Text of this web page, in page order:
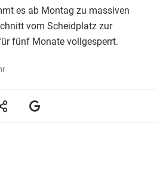
es ab Montag zu massiven
vom Scheidplatz zur
fünf Monate vollgesperrt.